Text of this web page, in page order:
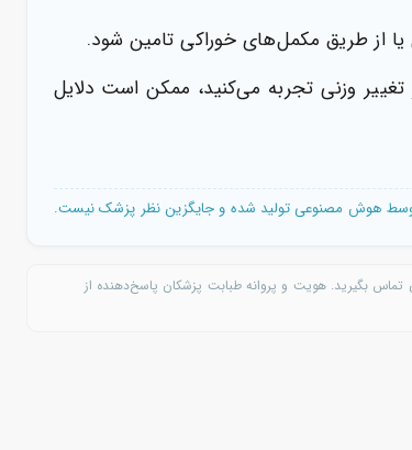
تغییر وزنی تجربه می‌کنید، ممکن است دلایل
هوش مصنوعی تولید شده و جایگزین نظر پزشک نیست.
تماس بگیرید. هویت و پروانه طبابت پزشکان پاسخ‌دهنده از